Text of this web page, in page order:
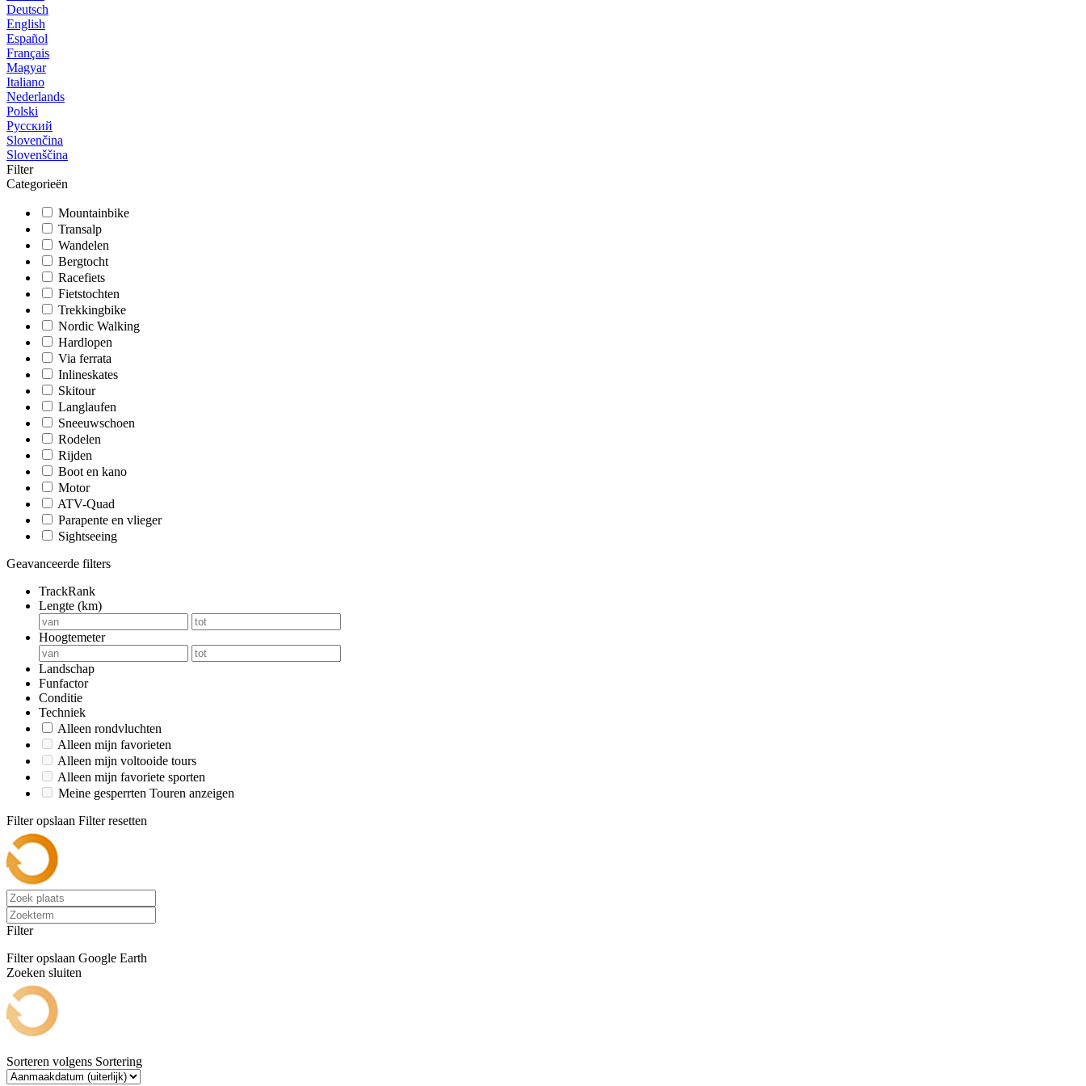
Deutsch
English
Español
Français
Magyar
Italiano
Nederlands
Polski
Русский
Slovenčina
Slovenščina
Filter
Categorieën
Mountainbike
Transalp
Wandelen
Bergtocht
Racefiets
Fietstochten
Trekkingbike
Nordic Walking
Hardlopen
Via ferrata
Inlineskates
Skitour
Langlaufen
Sneeuwschoen
Rodelen
Rijden
Boot en kano
Motor
ATV-Quad
Parapente en vlieger
Sightseeing
Geavanceerde filters
TrackRank
Lengte (km)
Hoogtemeter
Landschap
Funfactor
Conditie
Techniek
Alleen rondvluchten
Alleen mijn favorieten
Alleen mijn voltooide tours
Alleen mijn favoriete sporten
Meine gesperrten Touren anzeigen
Filter opslaan Filter resetten
Filter
Filter opslaan Google Earth
Zoeken sluiten
Sorteren volgens Sortering